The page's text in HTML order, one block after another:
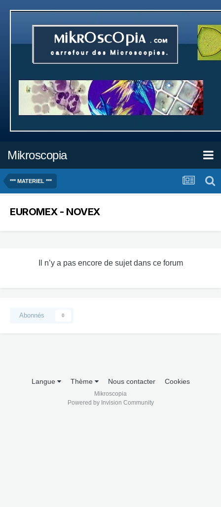
Mikroscopia
*** MATERIEL ***
EUROMEX - NOVEX
Il n’y a pas encore de sujet dans ce forum
Abonnés 0
Langue Thème Nous contacter Cookies
Mikroscopia
Powered by Invision Community